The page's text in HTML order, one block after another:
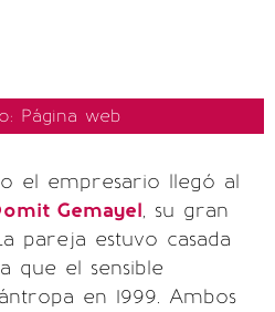
Página web
el empresario llegó al
Gemayel, su gran
pareja estuvo casada
que el sensible
en 1999. Ambos